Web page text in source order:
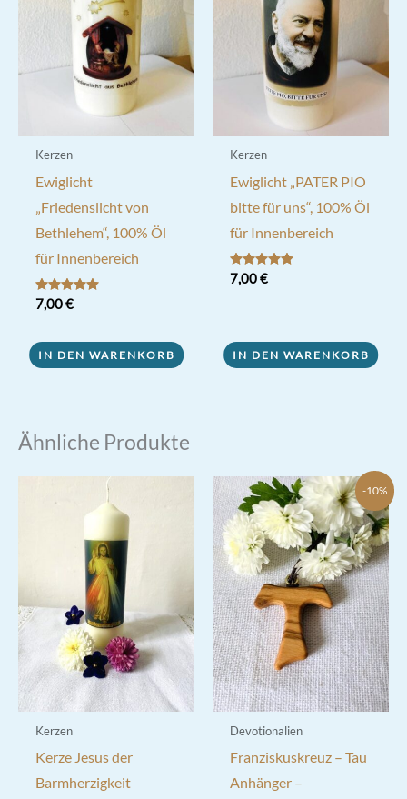
Kerzen
Ewiglicht
„Friedenslicht von
Bethlehem“, 100% Öl
für Innenbereich
Bewertet mit
5.00
7,00€
IN DEN WARENKORB
Kerzen
Ewiglicht „PATER PIO
bitte für uns“, 100% Öl
für Innenbereich
Bewertet mit
5.00
7,00€
IN DEN WARENKORB
Ähnliche Produkte
Kerzen
Kerze Jesus der
Barmherzigkeit
-10%
Devotionalien
Franziskuskreuz – Tau
Anhänger –